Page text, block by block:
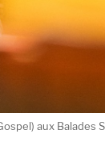
aux Balades